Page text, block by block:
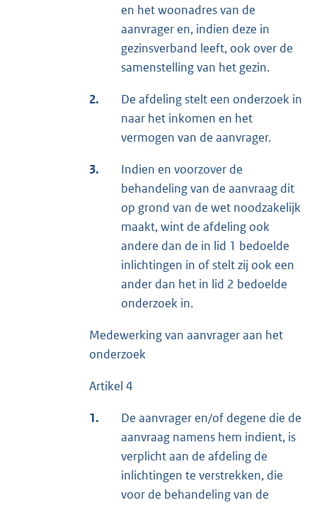
en het woonadres van de
aanvrager en, indien deze in
gezinsverband leeft, ook over de
samenstelling van het gezin.
2.
De afdeling stelt een onderzoek in
naar het inkomen en het
vermogen van de aanvrager.
3.
Indien en voorzover de
behandeling van de aanvraag dit
op grond van de wet noodzakelijk
maakt, wint de afdeling ook
andere dan de in lid 1 bedoelde
inlichtingen in of stelt zij ook een
ander dan het in lid 2 bedoelde
onderzoek in.
Medewerking van aanvrager aan het
onderzoek
Artikel 4
1.
De aanvrager en/of degene die de
aanvraag namens hem indient, is
verplicht aan de afdeling de
inlichtingen te verstrekken, die
voor de behandeling van de